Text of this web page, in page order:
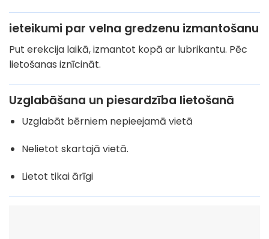
ieteikumi par velna gredzenu izmantošanu
Put erekcija laikā, izmantot kopā ar lubrikantu. Pēc
lietošanas iznīcināt.
Uzglabāšana un piesardzība lietošanā
Uzglabāt bērniem nepieejamā vietā
Nelietot skartajā vietā.
Lietot tikai ārīgi